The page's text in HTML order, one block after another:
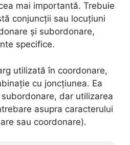
mai importantă. Trebuie
conjuncții sau locuțiuni
și subordonare,
specifice.
utilizată în coordonare,
cu joncțiunea. Ea
dar utilizarea
asupra caracterului
sau coordonare).